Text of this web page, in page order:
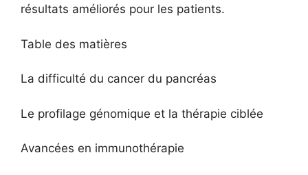
résultats améliorés pour les patients.
Table des matières
La difficulté du cancer du pancréas
Le profilage génomique et la thérapie ciblée
Avancées en immunothérapie